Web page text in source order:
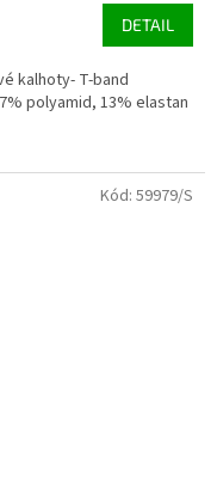
DETAIL
kalhoty- T-band
polyamid, 13% elastan
Kód: 59979/S